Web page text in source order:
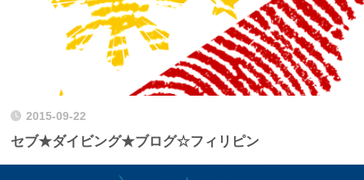
2015-09-22
セブ★ダイビング★ブログ☆フィリピン